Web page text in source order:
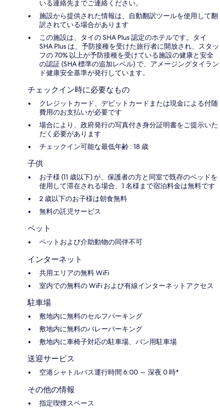
いる連絡先までご連絡ください。
施設から提供された情報は、自動翻訳ツールを使用して翻
訳されている場合があります
この施設は、タイの SHA Plus 認定のホテルです。タイ
SHA Plus は、予防接種を受けた旅行者に開放され、スタッ
フの 70% 以上が予防接種を受けている施設の健康と安全
の認証 (SHA 標準の追加レベル) で、アメージングタイラン
ド健康安全基準が発行しています。
チェックイン時に必要なもの
クレジットカード、デビットカードまたは現金による付随
費用のお支払いが必要です
場合により、政府発行の写真付き身分証明書をご提示いた
だく必要があります
チェックイン可能な最低年齢 : 18 歳
子供
お子様 (11 歳以下) が、保護者の方と同室で既存のベッドを
使用して滞在される場合、1 名様まで宿泊料金は無料です
2 歳以下のお子様は朝食無料
無料の託児サービス
ペット
ペットおよび介助動物の同伴不可
インターネット
共用エリアの無料 WiFi
室内での無料の WiFi および有線インターネットアクセス
駐車場
敷地内に無料のセルフパーキング
敷地内に無料のバレーパーキング
敷地内に車椅子対応の駐車場、バン用駐車場
送迎サービス
空港シャトルバス運行時間 6:00 ～ 深夜 0 時*
その他の情報
指定喫煙スペース